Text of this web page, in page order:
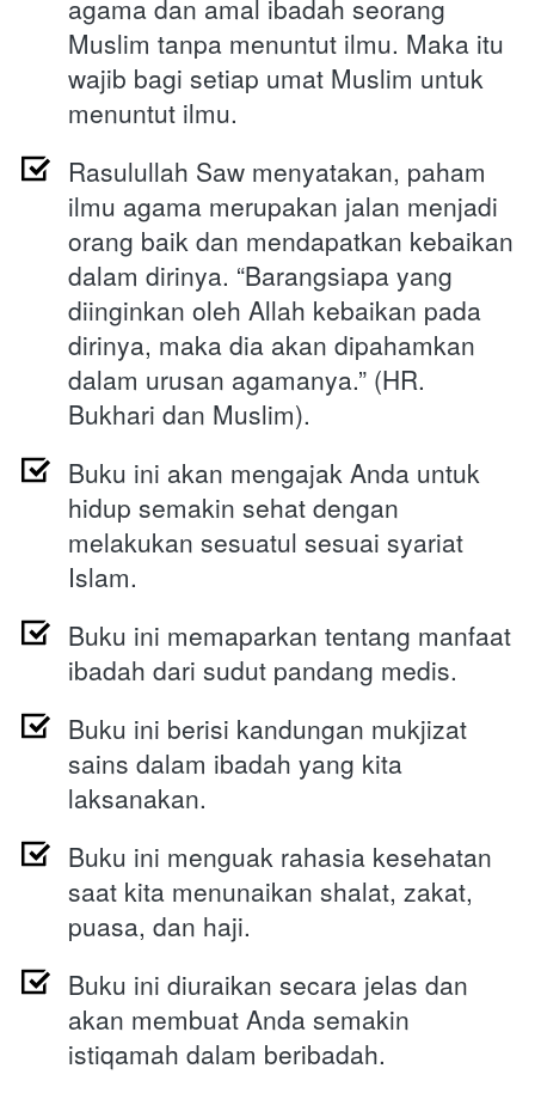
agama dan amal ibadah seorang
Muslim tanpa menuntut ilmu. Maka itu
wajib bagi setiap umat Muslim untuk
menuntut ilmu.
Rasulullah Saw menyatakan, paham
ilmu agama merupakan jalan menjadi
orang baik dan mendapatkan kebaikan
dalam dirinya. “Barangsiapa yang
diinginkan oleh Allah kebaikan pada
dirinya, maka dia akan dipahamkan
dalam urusan agamanya.” (HR.
Bukhari dan Muslim).
Buku ini akan mengajak Anda untuk
hidup semakin sehat dengan
melakukan sesuatul sesuai syariat
Islam.
Buku ini memaparkan tentang manfaat
ibadah dari sudut pandang medis.
Buku ini berisi kandungan mukjizat
sains dalam ibadah yang kita
laksanakan.
Buku ini menguak rahasia kesehatan
saat kita menunaikan shalat, zakat,
puasa, dan haji.
Buku ini diuraikan secara jelas dan
akan membuat Anda semakin
istiqamah dalam beribadah.